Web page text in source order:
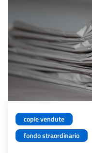
copie vendute
fondo straordinario